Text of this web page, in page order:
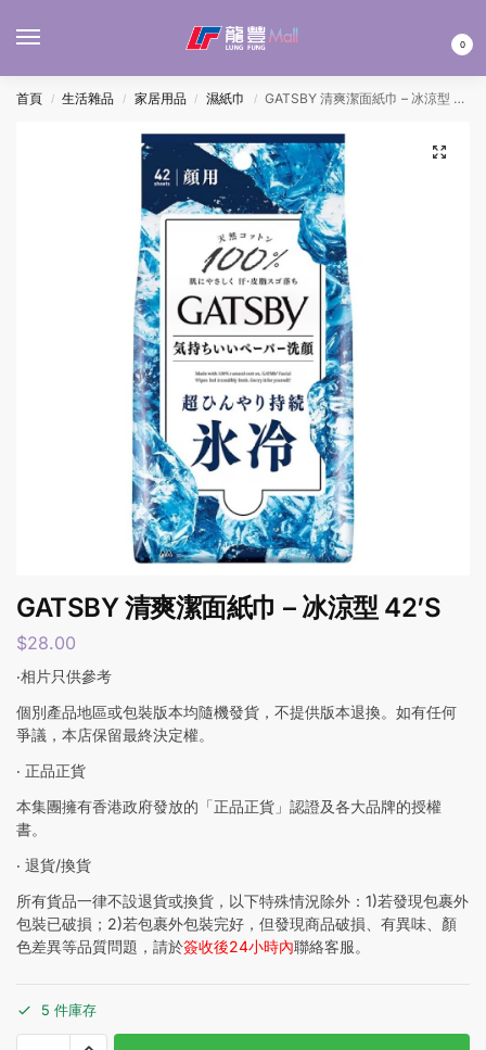
0
首頁 / 生活雜品 / 家居用品 / 濕紙巾 / GATSBY 清爽潔面紙巾 – 冰涼型 42’S
GATSBY 清爽潔面紙巾 – 冰涼型 42’S
$28.00
‧相片只供參考
個別產品地區或包裝版本均隨機發貨，不提供版本退換。如有任何
爭議，本店保留最終決定權。
‧ 正品正貨
本集團擁有香港政府發放的「正品正貨」認證及各大品牌的授權
書。
‧ 退貨/換貨
所有貨品一律不設退貨或換貨，以下特殊情況除外：1)若發現包裹外
包裝已破損；2)若包裹外包裝完好，但發現商品破損、有異味、顏
色差異等品質問題，請於簽收後24小時內聯絡客服。
5 件庫存